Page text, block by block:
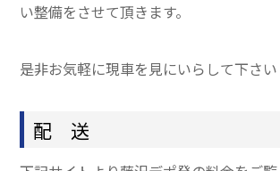
い整備をさせて頂きます。
是非お気軽に現車を見にいらして下さい
配 送